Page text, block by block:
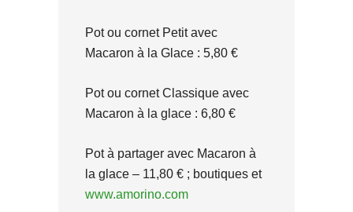
Pot ou cornet Petit avec
Macaron à la Glace : 5,80 €
Pot ou cornet Classique avec
Macaron à la glace : 6,80 €
Pot à partager avec Macaron à
la glace – 11,80 € ; boutiques et
www.amorino.com